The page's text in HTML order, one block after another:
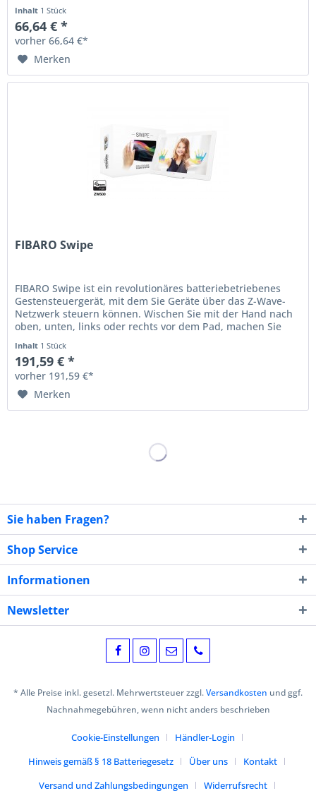
Inhalt 1 Stück
66,64 € *
vorher 66,64 €*
Merken
FIBARO Swipe
FIBARO Swipe ist ein revolutionäres batteriebetriebenes
Gestensteuergerät, mit dem Sie Geräte über das Z-Wave-
Netzwerk steuern können. Wischen Sie mit der Hand nach
oben, unten, links oder rechts vor dem Pad, machen Sie
Inhalt 1 Stück
191,59 € *
vorher 191,59 €*
Merken
Sie haben Fragen?
Shop Service
Informationen
Newsletter
* Alle Preise inkl. gesetzl. Mehrwertsteuer zzgl.Versandkosten und ggf.
Nachnahmegebühren, wenn nicht anders beschrieben
Cookie-Einstellungen
Händler-Login
Hinweis gemäß § 18 Batteriegesetz
Über uns
Kontakt
Versand und Zahlungsbedingungen
Widerrufsrecht